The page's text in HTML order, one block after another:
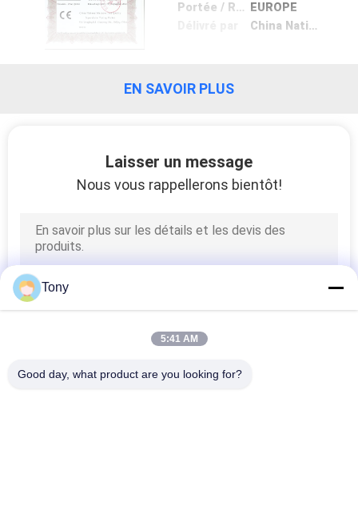
Portée / Range EUROPE
China National Machine Tool Quality Supervision Testing Center
EN SAVOIR PLUS
Laisser un message
Nous vous rappellerons bientôt!
Tony
5:41 AM
Good day, what product are you looking for?